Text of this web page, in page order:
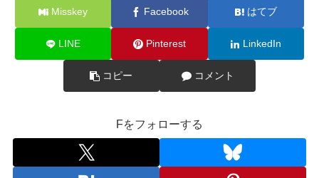
Misskey Facebook はてブ
LINE Pinterest LinkedIn
コピー コメント
Fをフォローする